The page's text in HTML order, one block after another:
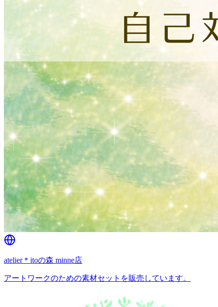
atelier＊itoの森 minne店
アートワークのための素材セットを販売しています。